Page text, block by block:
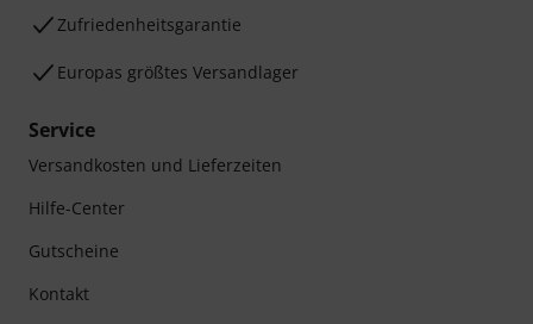
Zufriedenheitsgarantie
Europas größtes Versandlager
Service
Versandkosten und Lieferzeiten
Hilfe-Center
Gutscheine
Kontakt